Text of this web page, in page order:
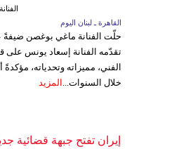
القاهرة ـ لبنان اليوم
حلّت الفنانة ماغي بوغصن ضيفةً
الفني، مميزاته وتحدياته،
خلال السنوات... المزيد
إيران تفتح جبهة قضائية